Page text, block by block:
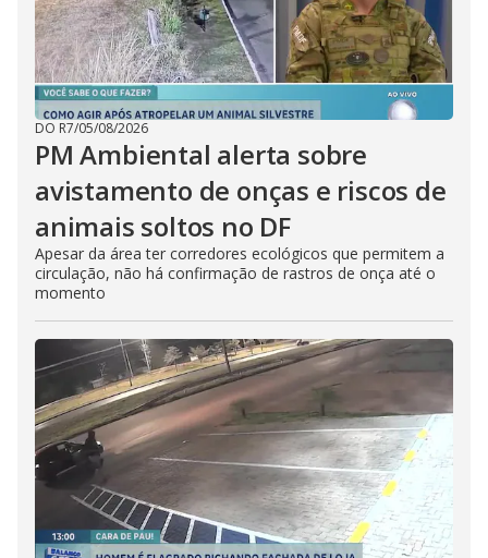
DO R7/05/08/2026
PM Ambiental alerta sobre
avistamento de onças e riscos de
animais soltos no DF
Apesar da área ter corredores ecológicos que permitem a
circulação, não há confirmação de rastros de onça até o
momento